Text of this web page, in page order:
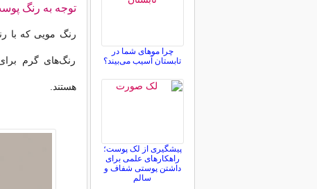
توجه به رنگ
رنگ مویی که با
رنگ‌های گرم
هستند.
چرا موهای شما در
تابستان آسیب می‌بیند؟
پیشگیری از لک پوست؛
راهکارهای علمی برای
داشتن پوستی شفاف و
سالم